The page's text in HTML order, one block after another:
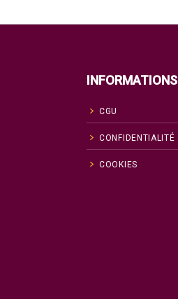
INFORMATIONS
CGU
CONFIDENTIALITÉ
COOKIES